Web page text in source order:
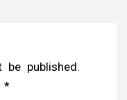
published.
*